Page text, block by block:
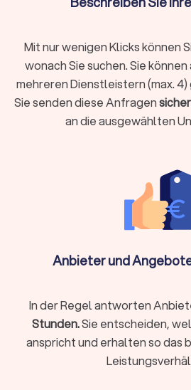
Versicherungsberater in Lünen sind
Baufinanzierung, Hypotheken
Finanzierungen rund um
und deren Unterhaltung stellen
Beste aus Ihrer Immobiliensituation
Vermögensverwaltung,
Wer Vermögen hat, möchte es
noch am Anfang der Finanzplanung
Finanzplanung und -beratung finden
Hinweise auf die passende
Rente & Altersvorsorge
Mit nur wenigen Klicks können
wonach Sie suchen. Sie
mehreren Dienstleistern (max.
Sie senden diese Anfragen
an die ausgewählten
Anbieter und
In der Regel antworten
Stunden.Sie entscheiden,
anspricht und erhalten so das